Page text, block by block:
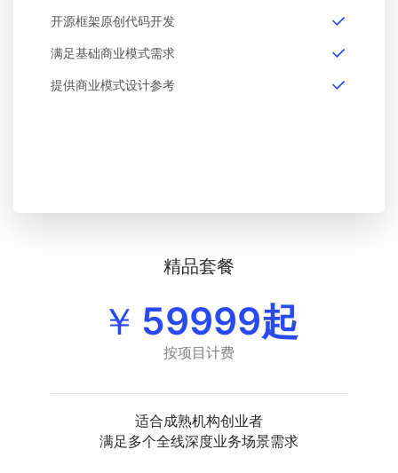
开源框架原创代码开发
满足基础商业模式需求
提供商业模式设计参考
精品套餐
￥ 59999起
按项目计费
适合成熟机构创业者
满足多个全线深度业务场景需求